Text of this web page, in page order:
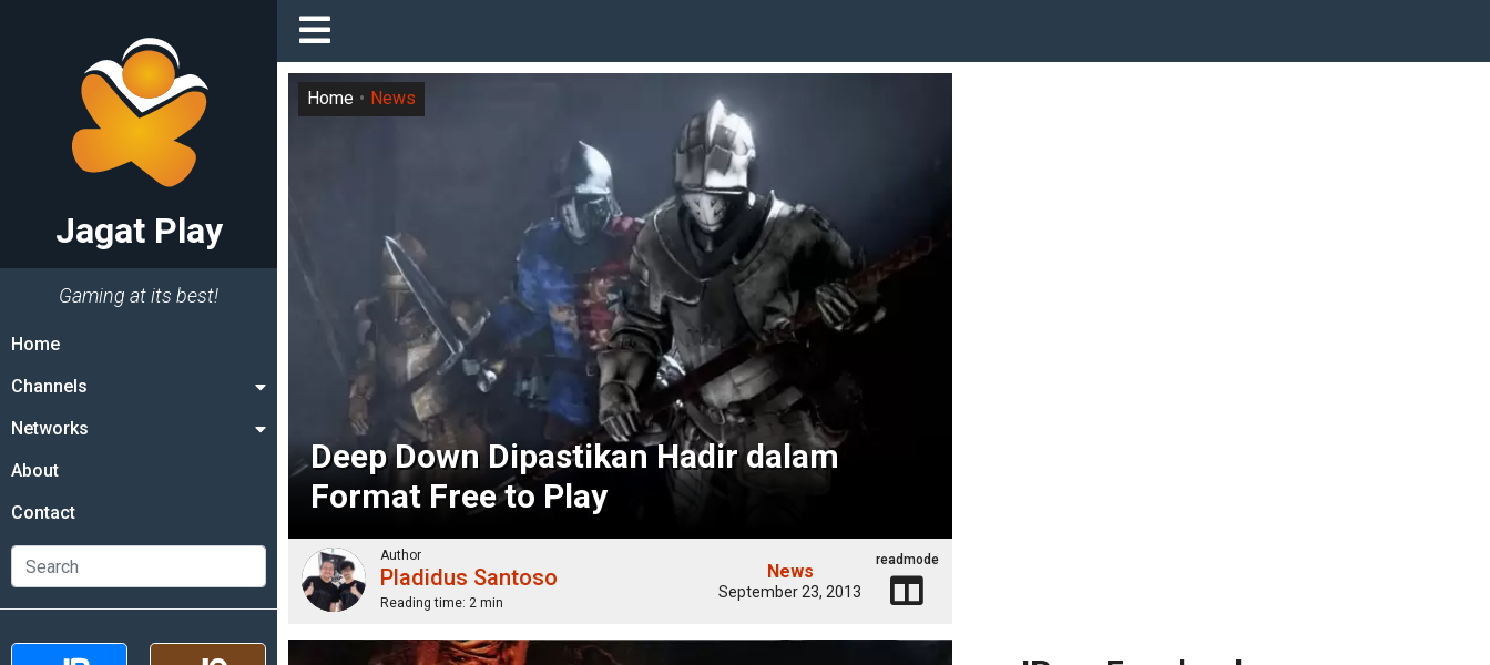
Jagat Play
Gaming at its best!
Home
Channels
Networks
About
Contact
Deep Down Dipastikan Hadir dalam
Format Free to Play
Home News
Author
Pladidus Santoso
Reading time: 2 min
News
September 23, 2013
readmode